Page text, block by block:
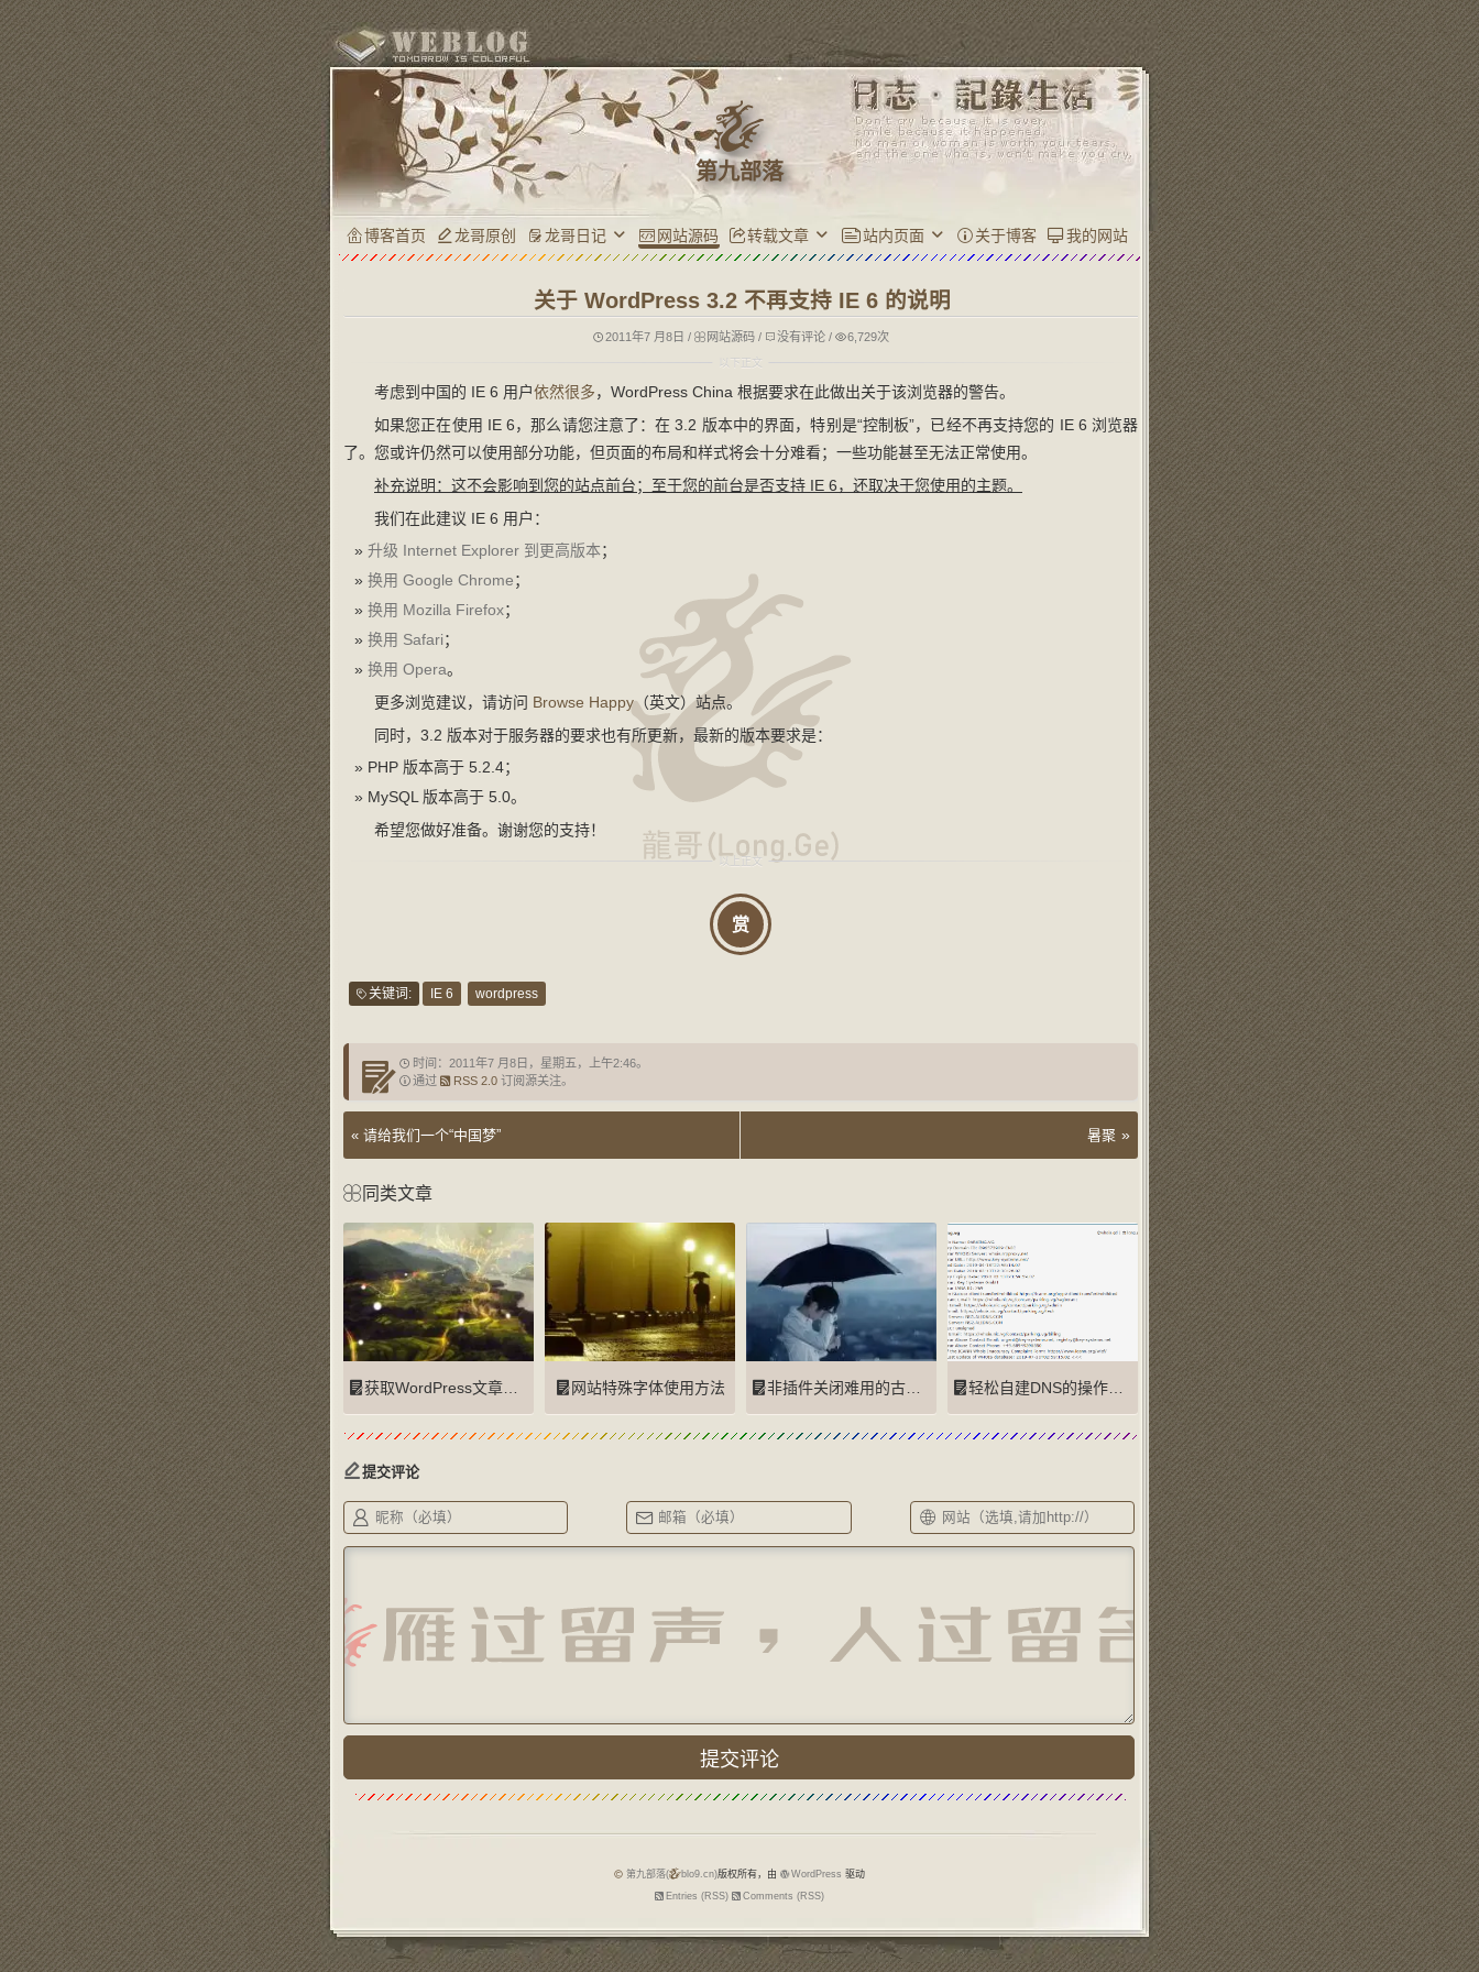
第九部落
博客首页 龙哥原创 龙哥日记 网站源码 转载文章 站内页面 关于博客 我的网站
关于 WordPress 3.2 不再支持 IE 6 的说明
2011年7 月8日 / 网站源码/ 没有评论/ 6,729次
考虑到中国的 IE 6 用户依然很多，WordPress China 根据要求在此做出关于该浏览器的警告。
如果您正在使用 IE 6，那么请您注意了：在 3.2 版本中的界面，特别是“控制板”，已经不再支持您的 IE 6 浏览器
了。您或许仍然可以使用部分功能，但页面的布局和样式将会十分难看；一些功能甚至无法正常使用。
补充说明：这不会影响到您的站点前台；至于您的前台是否支持 IE 6，还取决于您使用的主题。
我们在此建议 IE 6 用户：
升级 Internet Explorer 到更高版本；
换用 Google Chrome；
换用 Mozilla Firefox；
换用 Safari；
换用 Opera。
更多浏览建议，请访问 Browse Happy（英文）站点。
同时，3.2 版本对于服务器的要求也有所更新，最新的版本要求是：
PHP 版本高于 5.2.4；
MySQL 版本高于 5.0。
希望您做好准备。谢谢您的支持！
赏
关键词: IE 6 wordpress
时间：2011年7 月8日，星期五，上午2:46。
通过
RSS 2.0 订阅源关注。
« 请给我们一个“中国梦” 暑聚 »
提交评论
同类文章
获取WordPress文章中图片的数量 网站特殊字体使用方法 非插件关闭难用的古滕堡(Gutenberg)编辑器 轻松自建DNS的操作流程
第九部落( blo9.cn)版权所有，由 WordPress 驱动
Entries (RSS)
Comments (RSS)